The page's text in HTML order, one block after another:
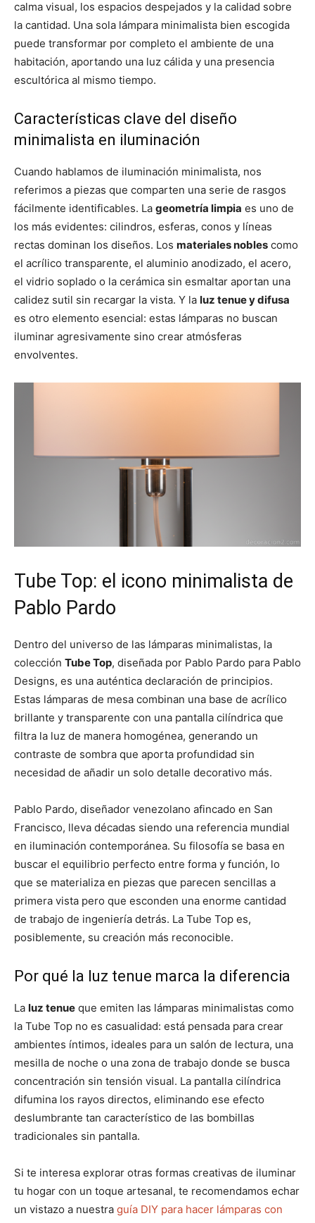
calma visual, los espacios despejados y la calidad sobre
la cantidad. Una sola lámpara minimalista bien escogida
puede transformar por completo el ambiente de una
habitación, aportando una luz cálida y una presencia
escultórica al mismo tiempo.
Características clave del diseño
minimalista en iluminación
Cuando hablamos de iluminación minimalista, nos
referimos a piezas que comparten una serie de rasgos
fácilmente identificables. La geometría limpia es uno de
los más evidentes: cilindros, esferas, conos y líneas
rectas dominan los diseños. Los materiales nobles como
el acrílico transparente, el aluminio anodizado, el acero,
el vidrio soplado o la cerámica sin esmaltar aportan una
calidez sutil sin recargar la vista. Y la luz tenue y difusa
es otro elemento esencial: estas lámparas no buscan
iluminar agresivamente sino crear atmósferas
envolventes.
Tube Top: el icono minimalista de
Pablo Pardo
Dentro del universo de las lámparas minimalistas, la
colección Tube Top, diseñada por Pablo Pardo para Pablo
Designs, es una auténtica declaración de principios.
Estas lámparas de mesa combinan una base de acrílico
brillante y transparente con una pantalla cilíndrica que
filtra la luz de manera homogénea, generando un
contraste de sombra que aporta profundidad sin
necesidad de añadir un solo detalle decorativo más.
Pablo Pardo, diseñador venezolano afincado en San
Francisco, lleva décadas siendo una referencia mundial
en iluminación contemporánea. Su filosofía se basa en
buscar el equilibrio perfecto entre forma y función, lo
que se materializa en piezas que parecen sencillas a
primera vista pero que esconden una enorme cantidad
de trabajo de ingeniería detrás. La Tube Top es,
posiblemente, su creación más reconocible.
Por qué la luz tenue marca la diferencia
La luz tenue que emiten las lámparas minimalistas como
la Tube Top no es casualidad: está pensada para crear
ambientes íntimos, ideales para un salón de lectura, una
mesilla de noche o una zona de trabajo donde se busca
concentración sin tensión visual. La pantalla cilíndrica
difumina los rayos directos, eliminando ese efecto
deslumbrante tan característico de las bombillas
tradicionales sin pantalla.
Si te interesa explorar otras formas creativas de iluminar
tu hogar con un toque artesanal, te recomendamos echar
un vistazo a nuestra guía DIY para hacer lámparas con